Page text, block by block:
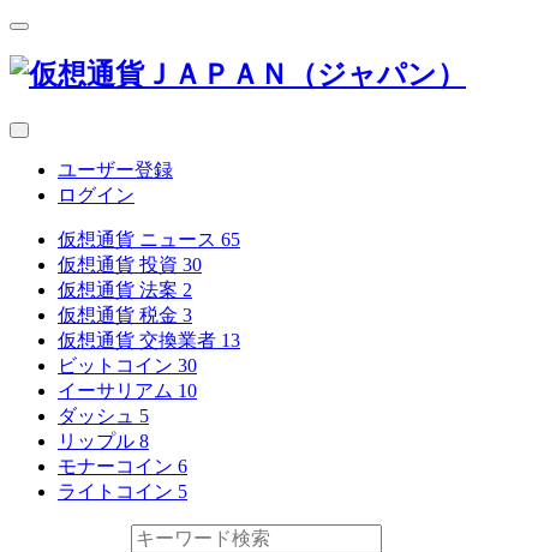
ユーザー登録
ログイン
仮想通貨 ニュース 65
仮想通貨 投資 30
仮想通貨 法案 2
仮想通貨 税金 3
仮想通貨 交換業者 13
ビットコイン 30
イーサリアム 10
ダッシュ 5
リップル 8
モナーコイン 6
ライトコイン 5